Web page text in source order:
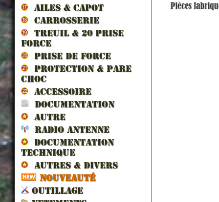
AILES & CAPOT
CARROSSERIE
TREUIL & 20 prise
force
PRISE DE FORCE
PROTECTION & PARE
CHOC
ACCESSOIRE
DOCUMENTATION
AUTRE
RADIO ANTENNE
DOCUMENTATION
TECHNIQUE
AUTRES & DIVERS
NOUVEAUTÉ
OUTILLAGE